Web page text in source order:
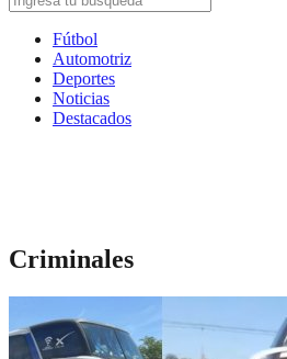
Fútbol
Automotriz
Deportes
Noticias
Destacados
Criminales